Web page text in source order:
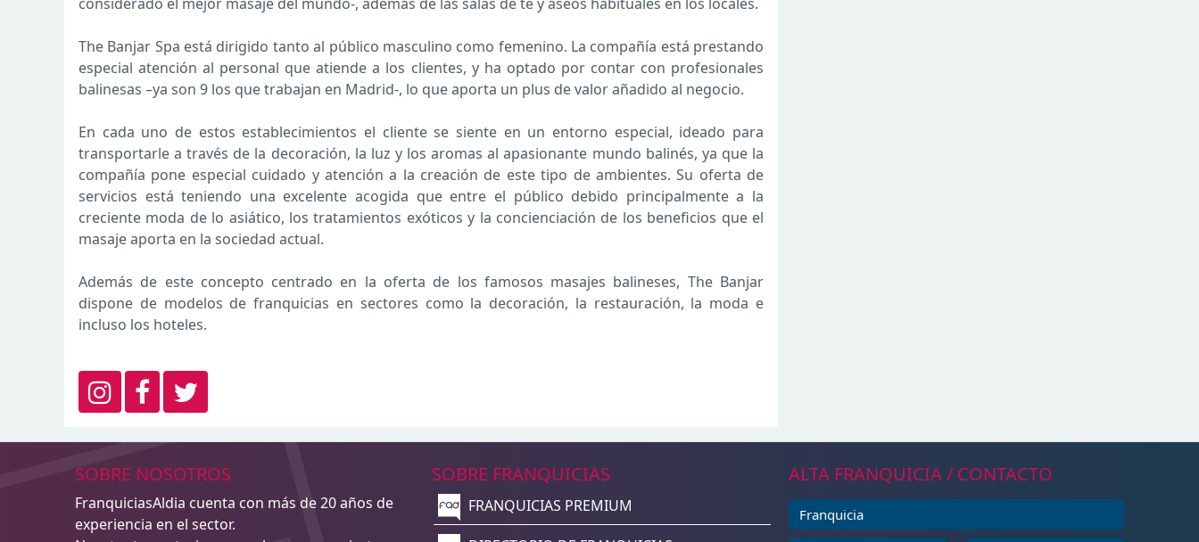
The Banjar Spa está dirigido tanto al público masculino como femenino. La compañía está prestando
especial atención al personal que atiende a los clientes, y ha optado por contar con profesionales
balinesas –ya son 9 los que trabajan en Madrid-, lo que aporta un plus de valor añadido al negocio.
En cada uno de estos establecimientos el cliente se siente en un entorno especial, ideado para
transportarle a través de la decoración, la luz y los aromas al apasionante mundo balinés, ya que la
compañía pone especial cuidado y atención a la creación de este tipo de ambientes. Su oferta de
servicios está teniendo una excelente acogida que entre el público debido principalmente a la
creciente moda de lo asiático, los tratamientos exóticos y la concienciación de los beneficios que el
masaje aporta en la sociedad actual.
Además de este concepto centrado en la oferta de los famosos masajes balineses, The Banjar
dispone de modelos de franquicias en sectores como la decoración, la restauración, la moda e
incluso los hoteles.
SOBRE NOSOTROS
FranquiciasAldia cuenta con más de 20 años de
experiencia en el sector.
SOBRE FRANQUICIAS
FRANQUICIAS PREMIUM
ALTA FRANQUICIA / CONTACTO